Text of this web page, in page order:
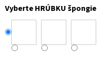
Vyberte HRÚBKU špongie